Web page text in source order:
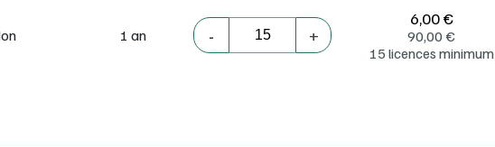
1 an - +
6,00 €
90,00€
15 licences minimum